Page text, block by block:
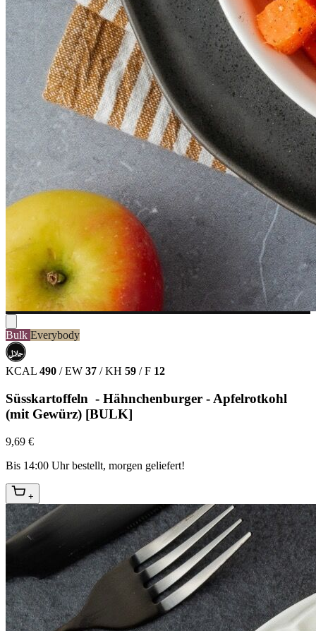
Bulk Everybody
حلال
HALAL
KCAL 490 / EW 37 / KH 59 / F 12
Süsskartoffeln - Hähnchenburger - Apfelrotkohl
(mit Gewürz) [BULK]
9,69 €
Bis 14:00 Uhr bestellt, morgen geliefert!
+